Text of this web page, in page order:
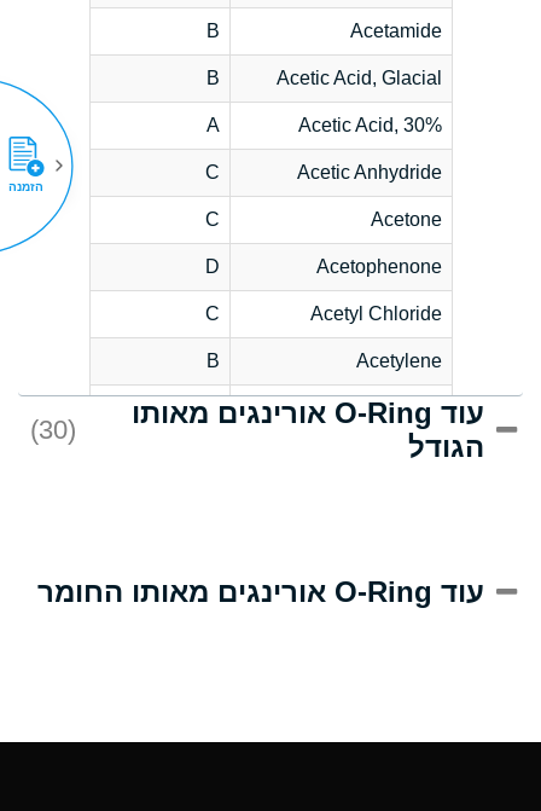
Acetamide
B
Acetic Acid, Glacial
B
Acetic Acid, 30%
A
Acetic Anhydride
C
Acetone
C
Acetophenone
D
Acetyl Chloride
C
Acetylene
B
Acrlylonitrile
D
Adipic Acid
(Aqueous)
עוד O-Ring אורינגים מאותו
הגודל
(30)
עוד O-Ring אורינגים מאותו החומר
הזמנה